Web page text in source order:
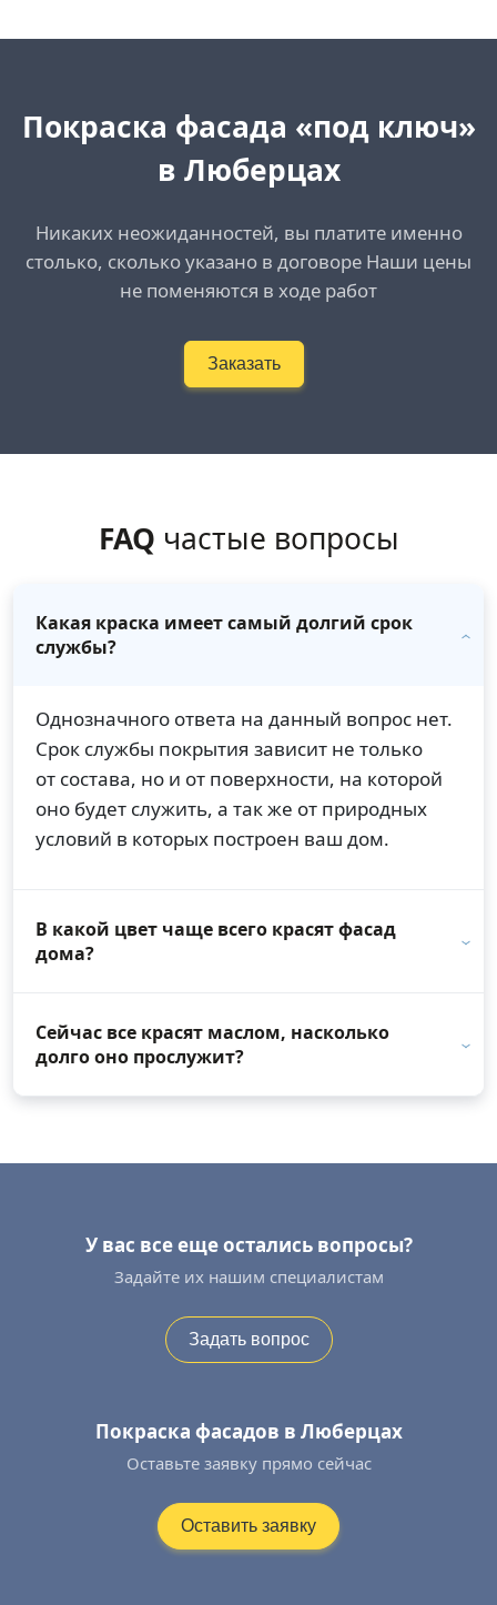
Покраска фасада «под ключ»
в Люберцах
Никаких неожиданностей, вы платите именно
столько, сколько указано в договоре Наши цены
не поменяются в ходе работ
Заказать
FAQ частые вопросы
Какая краска имеет самый долгий срок
службы?
Однозначного ответа на данный вопрос нет.
Срок службы покрытия зависит не только
от состава, но и от поверхности, на которой
оно будет служить, а так же от природных
условий в которых построен ваш дом.
В какой цвет чаще всего красят фасад
дома?
Сейчас все красят маслом, насколько
долго оно прослужит?
У вас все еще остались вопросы?
Задайте их нашим специалистам
Задать вопрос
Покраска фасадов в Люберцах
Оставьте заявку прямо сейчас
Оставить заявку